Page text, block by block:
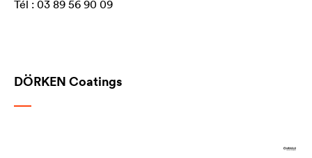
Tél : 03 89 56 90 09
DÖRKEN Coatings